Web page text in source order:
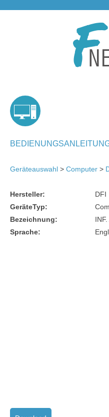
Geräteauswahl > Computer >
Hersteller:
DFI
GeräteTyp:
Bezeichnung:
Sprache: